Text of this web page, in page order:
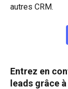
autres CRM.
Entrez en
leads grâce